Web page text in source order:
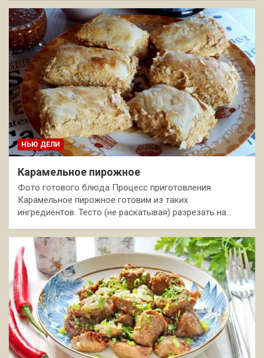
НЬЮ ДЕЛИ
Карамельное пирожное
Фото готового блюда Процесс приготовления
Карамельное пирожное готовим из таких
ингредиентов. Тесто (не раскатывая) разрезать на…